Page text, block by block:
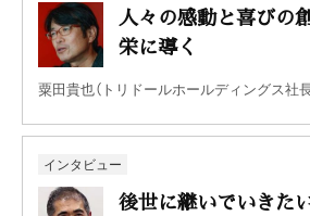
人々の感動と喜びの
栄に導く
粟田貴也（トリドールホールディングス社長
インタビュー
後世に継いでいきた